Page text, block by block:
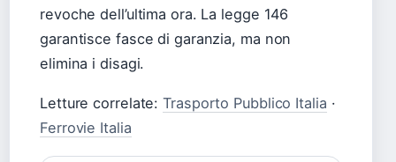
revoche dell’ultima ora. La legge 146
garantisce fasce di garanzia, ma non
elimina i disagi.
Letture correlate:Trasporto Pubblico Italia ·
Ferrovie Italia